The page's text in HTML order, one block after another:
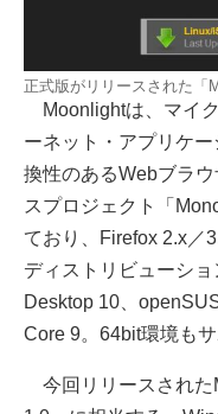
正式版がリリースされた「
Moonlightは、マイ
ーネット・アプリケ
換性のあるWebブラ
スプロジェクト「
ており、Firefox 2.x／
ディストリビューシ
Desktop 10、
Core 9。64bit環境もサ
今回リリースされた